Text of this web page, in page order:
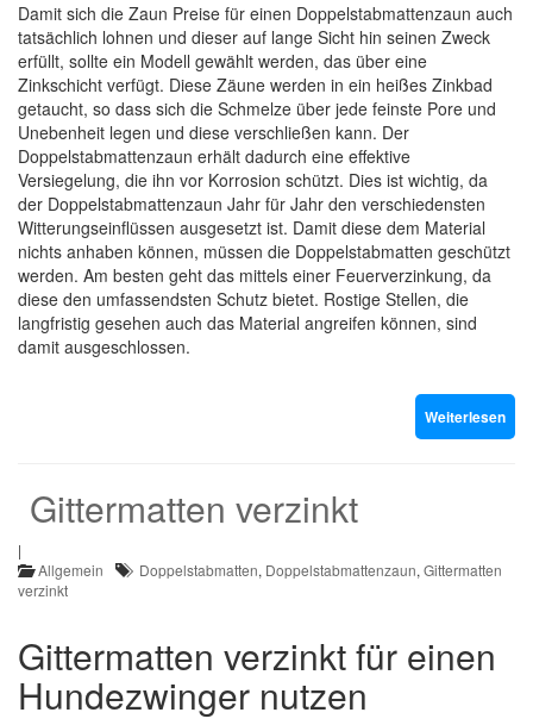
Damit sich die Zaun Preise für einen Doppelstabmattenzaun auch
tatsächlich lohnen und dieser auf lange Sicht hin seinen Zweck
erfüllt, sollte ein Modell gewählt werden, das über eine
Zinkschicht verfügt. Diese Zäune werden in ein heißes Zinkbad
getaucht, so dass sich die Schmelze über jede feinste Pore und
Unebenheit legen und diese verschließen kann. Der
Doppelstabmattenzaun erhält dadurch eine effektive
Versiegelung, die ihn vor Korrosion schützt. Dies ist wichtig, da
der Doppelstabmattenzaun Jahr für Jahr den verschiedensten
Witterungseinflüssen ausgesetzt ist. Damit diese dem Material
nichts anhaben können, müssen die Doppelstabmatten geschützt
werden. Am besten geht das mittels einer Feuerverzinkung, da
diese den umfassendsten Schutz bietet. Rostige Stellen, die
langfristig gesehen auch das Material angreifen können, sind
damit ausgeschlossen.
Weiterlesen
Gittermatten verzinkt
|
Allgemein
Doppelstabmatten, Doppelstabmattenzaun, Gittermatten
verzinkt
Gittermatten verzinkt für einen
Hundezwinger nutzen